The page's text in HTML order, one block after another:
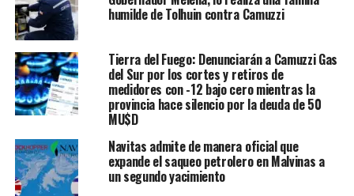
humilde de Tolhuin contra Camuzzi
Tierra del Fuego: Denunciarán a Camuzzi Gas
del Sur por los cortes y retiros de
medidores con -12 bajo cero mientras la
provincia hace silencio por la deuda de 50
MU$D
Navitas admite de manera oficial que
expande el saqueo petrolero en Malvinas a
un segundo yacimiento